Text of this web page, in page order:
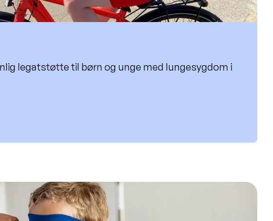
legatstøtte til børn og unge med lungesygdom i